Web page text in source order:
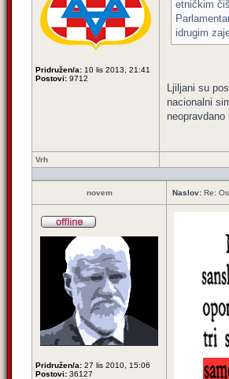
Pridružen/a: 10 lis 2013, 21:41
Postovi: 9712
etničkim
idrugim
Ljiljani su
nacionalni
Vrh
novem Naslov: Re:
Pridružen/a: 27 lis 2010, 15:06
Postovi: 36127